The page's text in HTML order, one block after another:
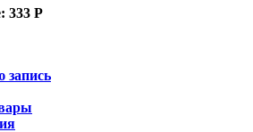
333 Р
запись